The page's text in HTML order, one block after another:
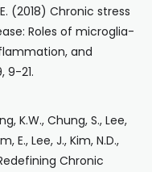
(2018) Chronic stress
Roles of microglia-
and
9-21.
K.W., Chung, S., Lee,
E., Lee, J., Kim, N.D.,
Chronic